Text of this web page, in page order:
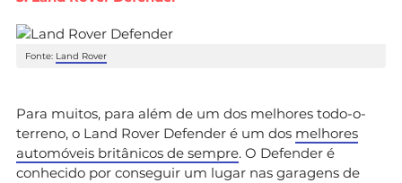
Fonte: Land Rover
Para muitos, para além de um dos melhores todo-o-
terreno, o Land Rover Defender é um dos melhores
automóveis britânicos de sempre. O Defender é
conhecido por conseguir um lugar nas garagens de